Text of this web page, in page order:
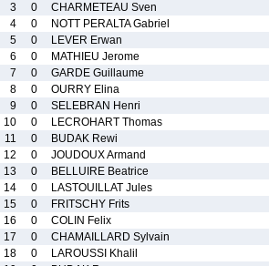
3
0
CHARMETEAU Sven
4
0
NOTT PERALTA Gabriel
5
0
LEVER Erwan
6
0
MATHIEU Jerome
7
0
GARDE Guillaume
8
0
OURRY Elina
9
0
SELEBRAN Henri
10
0
LECROHART Thomas
11
0
BUDAK Rewi
12
0
JOUDOUX Armand
13
0
BELLUIRE Beatrice
14
0
LASTOUILLAT Jules
15
0
FRITSCHY Frits
16
0
COLIN Felix
17
0
CHAMAILLARD Sylvain
18
0
LAROUSSI Khalil